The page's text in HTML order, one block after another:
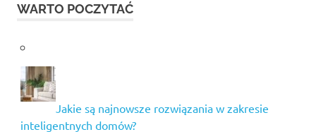
WARTO POCZYTAĆ
Jakie są najnowsze rozwiązania w zakresie
inteligentnych domów?